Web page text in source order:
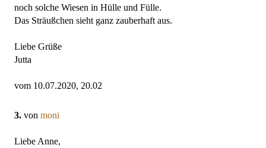
noch solche Wiesen in Hülle und Fülle.
Das Sträußchen sieht ganz zauberhaft aus.
Liebe Grüße
Jutta
vom 10.07.2020, 20.02
3. von moni
Liebe Anne,